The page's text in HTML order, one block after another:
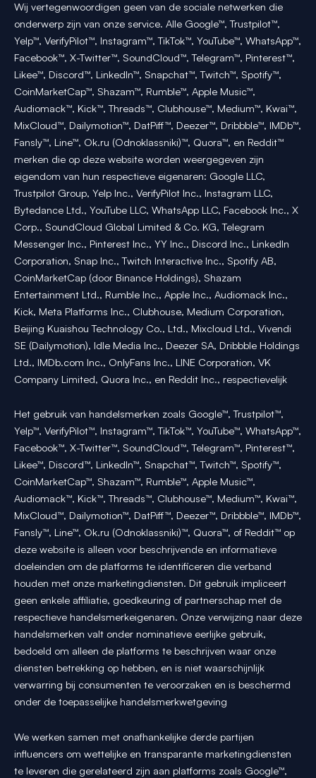
Wij vertegenwoordigen geen van de sociale netwerken die
onderwerp zijn van onze service. Alle Google™, Trustpilot™,
Yelp™, VerifyPilot™, Instagram™, TikTok™, YouTube™, WhatsApp™,
Facebook™, X-Twitter™, SoundCloud™, Telegram™, Pinterest™,
Likee™, Discord™, LinkedIn™, Snapchat™, Twitch™, Spotify™,
CoinMarketCap™, Shazam™, Rumble™, Apple Music™,
Audiomack™, Kick™, Threads™, Clubhouse™, Medium™, Kwai™,
MixCloud™, Dailymotion™, DatPiff™, Deezer™, Dribbble™, IMDb™,
Fansly™, Line™, Ok.ru (Odnoklassniki)™, Quora™, en Reddit™
merken die op deze website worden weergegeven zijn
eigendom van hun respectieve eigenaren: Google LLC,
Trustpilot Group, Yelp Inc., VerifyPilot Inc., Instagram LLC,
Bytedance Ltd., YouTube LLC, WhatsApp LLC, Facebook Inc., X
Corp., SoundCloud Global Limited & Co. KG, Telegram
Messenger Inc., Pinterest Inc., YY Inc., Discord Inc., LinkedIn
Corporation, Snap Inc., Twitch Interactive Inc., Spotify AB,
CoinMarketCap (door Binance Holdings), Shazam
Entertainment Ltd., Rumble Inc., Apple Inc., Audiomack Inc.,
Kick, Meta Platforms Inc., Clubhouse, Medium Corporation,
Beijing Kuaishou Technology Co., Ltd., Mixcloud Ltd., Vivendi
SE (Dailymotion), Idle Media Inc., Deezer SA, Dribbble Holdings
Ltd., IMDb.com Inc., OnlyFans Inc., LINE Corporation, VK
Company Limited, Quora Inc., en Reddit Inc., respectievelijk
Het gebruik van handelsmerken zoals Google™, Trustpilot™,
Yelp™, VerifyPilot™, Instagram™, TikTok™, YouTube™, WhatsApp™,
Facebook™, X-Twitter™, SoundCloud™, Telegram™, Pinterest™,
Likee™, Discord™, LinkedIn™, Snapchat™, Twitch™, Spotify™,
CoinMarketCap™, Shazam™, Rumble™, Apple Music™,
Audiomack™, Kick™, Threads™, Clubhouse™, Medium™, Kwai™,
MixCloud™, Dailymotion™, DatPiff™, Deezer™, Dribbble™, IMDb™,
Fansly™, Line™, Ok.ru (Odnoklassniki)™, Quora™, of Reddit™ op
deze website is alleen voor beschrijvende en informatieve
doeleinden om de platforms te identificeren die verband
houden met onze marketingdiensten. Dit gebruik impliceert
geen enkele affiliatie, goedkeuring of partnerschap met de
respectieve handelsmerkeigenaren. Onze verwijzing naar deze
handelsmerken valt onder nominatieve eerlijke gebruik,
bedoeld om alleen de platforms te beschrijven waar onze
diensten betrekking op hebben, en is niet waarschijnlijk
verwarring bij consumenten te veroorzaken en is beschermd
onder de toepasselijke handelsmerkwetgeving
We werken samen met onafhankelijke derde partijen
influencers om wettelijke en transparante marketingdiensten
te leveren die gerelateerd zijn aan platforms zoals Google™,